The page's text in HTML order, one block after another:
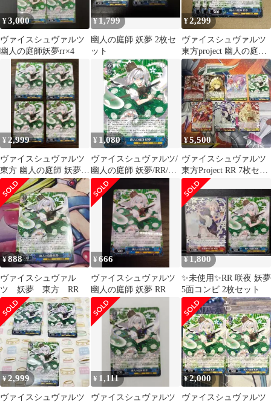
¥3,000
ヴァイスシュヴァルツ
幽人の庭師妖夢rr×4
¥1,799
幽人の庭師 妖夢 2枚セ
ット
¥2,299
ヴァイスシュヴァルツ
東方project 幽人の庭師
妖夢 RR 3枚
¥ 2,999
ヴァイスシュヴァルツ
東方 幽人の庭師 妖夢
RR 4枚
¥ 1,080
ヴァイスシュヴァルツ/
幽人の庭師 妖夢/RR/東
方Project ～ Black and
White Lotus
Land./THP/S130-089
¥5,500
ヴァイスシュヴァルツ
東方Project RR 7枚セッ
ト
¥888
ヴァイスシュヴァル
ツ 妖夢 東方 RR
¥666
ヴァイスシュヴァルツ
幽人の庭師 妖夢 RR
¥1,800
✨未使用✨RR 咲夜 妖夢
5面コンビ 2枚セット
¥2,999
ヴァイスシュヴァルツ
¥ 1,111
ヴァイスシュヴァルツ
¥2,000
ヴァイスシュヴァルツ